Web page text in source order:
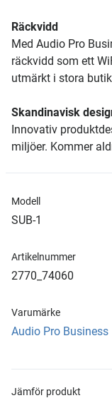
Räckvidd
Med Audio Pro
räckvidd som ett
utmärkt i stora
Skandinavisk
Innovativ
miljöer. Kommer
Modell
SUB-1
Artikelnummer
2770_74060
Varumärke
Audio Pro Business
Jämför produkt